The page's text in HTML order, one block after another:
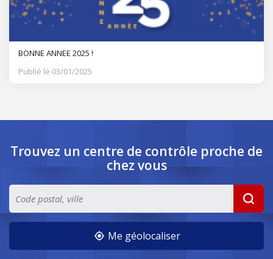
BONNE ANNEE 2025 !
Publié le 03/01/2025
Trouvez un centre de contrôle proche de
chez vous
Me géolocaliser